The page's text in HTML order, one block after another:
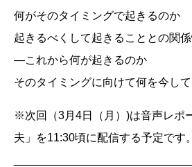
何がそのタイミングで起きるのか
起きるべくして起きることとの関
―これから何が起きるのか
そのタイミングに向けて何を今し
※次回（3月4日（月）)は音声レポ
夫」を11:30頃に配信する予定です。